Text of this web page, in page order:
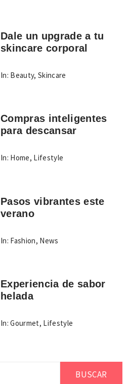
Dale un upgrade a tu
skincare corporal
In: Beauty,Skincare
Compras inteligentes
para descansar
In: Home, Lifestyle
Pasos vibrantes este
verano
In: Fashion, News
Experiencia de sabor
helada
In: Gourmet, Lifestyle